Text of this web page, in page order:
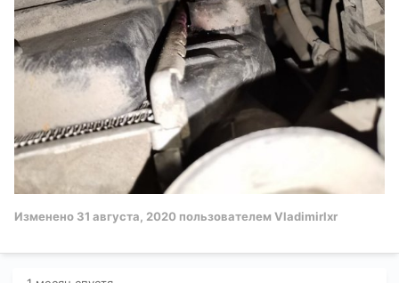
Изменено 31 августа, 2020 пользователем Vladimirlxr